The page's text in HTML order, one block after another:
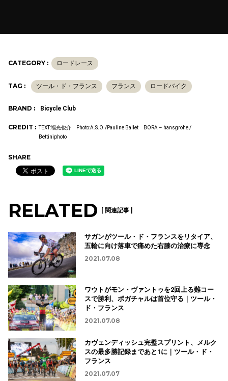
CATEGORY : ロードレース
TAG : ツール・ド・フランス フランス ロードバイク
BRAND : Bicycle Club
CREDIT :
TEXT:福光俊介 Photo:A.S.O./Pauline Ballet BORA – hansgrohe /
Bettiniphoto
SHARE
RELATED [ 関連記事 ]
サガンがツール・ド・フランスをリタイア、
五輪に向け落車で痛めた右膝の治療に専念
2021.07.08
ワウトがモン・ヴァントゥを2回上る難コー
スで勝利、ポガチャルは首位守る｜ツール・
ド・フランス
2021.07.08
カヴェンディッシュ完璧スプリント、メルク
スの最多勝記録まであと1に｜ツール・ド・
フランス
2021.07.07